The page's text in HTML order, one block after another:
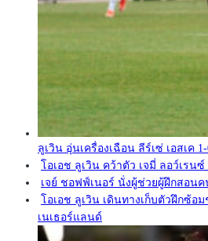
ลูเวิน อุ่นเครื่องเฉือน ลีร์เซ่ เอสเค
โอเอช ลูเวิน คว้าตัว เจมี่ ลอว์เรน
เจย์ ชอฟฟ์เนอร์ นั่งผู้ช่วยผู้ฝึกสอน
โอเอช ลูเวิน เดินทางเก็บตัวฝึกซ้อ
เนเธอร์แลนด์